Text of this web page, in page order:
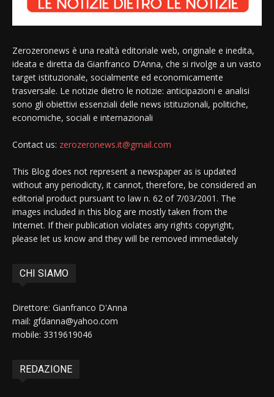
Zerozeronews è una realtà editoriale web, originale e inedita,
ideata e diretta da Gianfranco D’Anna, che si rivolge a un vasto
target istituzionale, socialmente ed economicamente
trasversale. Le notizie dietro le notizie: anticipazioni e analisi
sono gli obiettivi essenziali delle news istituzionali, politiche,
economiche, sociali e internazionali
Contact us: zerozeronews.it@gmail.com
This Blog does not represent a newspaper as is updated
without any periodicity, it cannot, therefore, be considered an
editorial product pursuant to law n. 62 of 7/03/2001. The
images included in this blog are mostly taken from the
Internet. If their publication violates any rights copyright,
please let us know and they will be removed immediately
CHI SIAMO
Direttore: Gianfranco D'Anna
mail: gfdanna@yahoo.com
mobile: 3319619046
REDAZIONE